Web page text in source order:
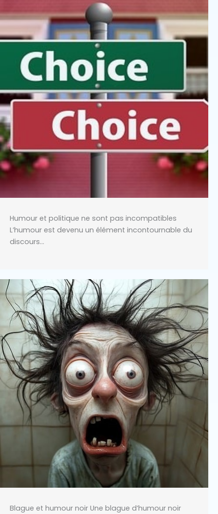
Humour et politique ne sont pas incompatibles
L’humour est devenu un élément incontournable du
discours…
Blague et humour noir Une blague d’humour noir